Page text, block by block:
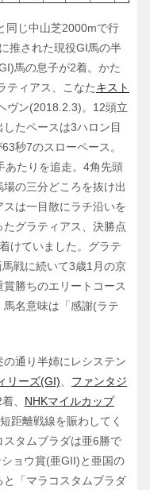
同じ中山芝2000mで行
推された現役GI馬の半
馬の息子が2着。かた
ティアス、こなたキスト
ヴン(2018.2.3)。12頭立
たペースは3ハロン目
秒7のスローペース。
あたりを追走。4角先頭
の三分どころを抜け出
は一目散にラチ沿いを
グラティアス、決勝点
けていました。グラテ
戦に続いて3歳1月の京
勝ちのエリートコース
名意味は「感謝(ラテ
通り半姉にレシステン
リーズ(GI)
ファンタジ
、 NHKマイルカップ
距離戦線を賑わしてく
タムブラダは亜6勝で
ョウ賞(亜GII)と亜国の
「マラコスタムブラダ